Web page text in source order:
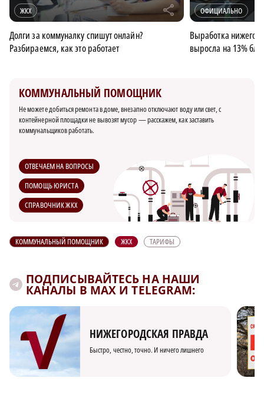
ЖКХ r
Долги за коммуналку спишут онлайн?
Разбираемся, как это работает
ОФИЦИАЛЬНО
Выработка
выросла на 13%
КОММУНАЛЬНЫЙ ПОМОЩНИК
Не можете добиться ремонта в доме, внезапно отключают воду или свет, с
контейнерной площадки не вывозят мусор — расскажем, как заставить
коммунальщиков работать.
ОТВЕЧАЕМ НА ВОПРОСЫ
ПОМОЩЬ ЮРИСТА
СПРАВОЧНИК ЖКХ
КОММУНАЛЬНЫЙ ПОМОЩНИК ЖКХ ТАРИФЫ
ПОДПИСЫВАЙТЕСЬ НА НАШИ
КАНАЛЫ В MAX И TELEGRAM:
НИЖЕГОРОДСКАЯ ПРАВДА
Быстро, честно, точно. И ничего лишнего